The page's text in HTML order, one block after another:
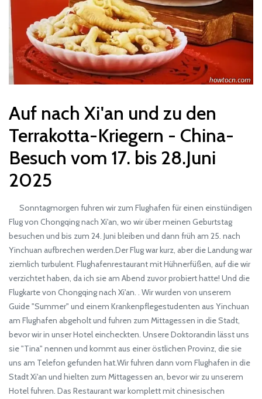
Auf nach Xi'an und zu den
Terrakotta-Kriegern - China-
Besuch vom 17. bis 28.Juni
2025
Sonntagmorgen fuhren wir zum Flughafen für einen einstündigen
Flug von Chongqing nach Xi'an, wo wir über meinen Geburtstag
besuchen und bis zum 24. Juni bleiben und dann früh am 25. nach
Yinchuan aufbrechen werden.Der Flug war kurz, aber die Landung war
ziemlich turbulent. Flughafenrestaurant mit Hühnerfüßen, auf die wir
verzichtet haben, da ich sie am Abend zuvor probiert hatte! Und die
Flugkarte von Chongqing nach Xi'an. . Wir wurden von unserem
Guide "Summer" und einem Krankenpflegestudenten aus Yinchuan
am Flughafen abgeholt und fuhren zum Mittagessen in die Stadt,
bevor wir in unser Hotel eincheckten. Unsere Doktorandin lässt uns
sie "Tina" nennen und kommt aus einer östlichen Provinz, die sie
uns am Telefon gefunden hat.Wir fuhren dann vom Flughafen in die
Stadt Xi'an und hielten zum Mittagessen an, bevor wir zu unserem
Hotel fuhren. Das Restaurant war komplett mit chinesischen